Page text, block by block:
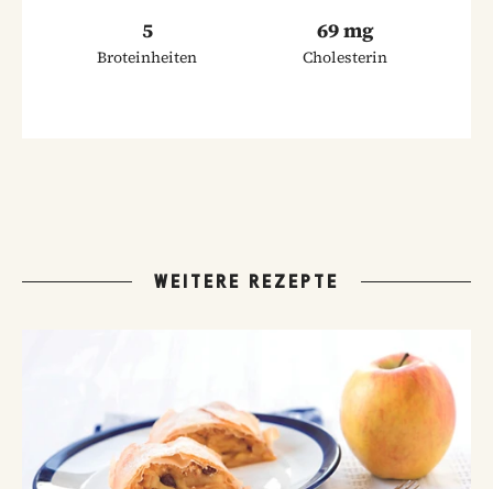
5
Broteinheiten
69 mg
Cholesterin
WEITERE REZEPTE